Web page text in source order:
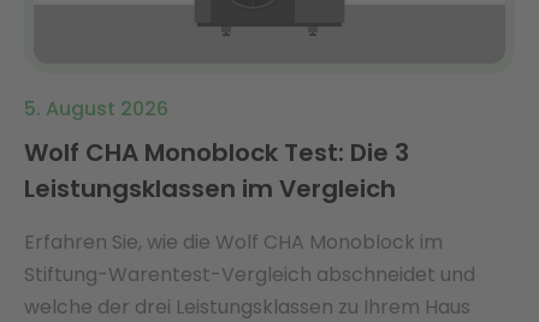
5. August 2026
Wolf CHA Monoblock Test: Die 3
Leistungsklassen im Vergleich
Erfahren Sie, wie die Wolf CHA Monoblock im
Stiftung-Warentest-Vergleich abschneidet und
welche der drei Leistungsklassen zu Ihrem Haus